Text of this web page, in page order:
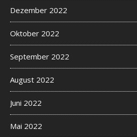
Dezember 2022
Oktober 2022
September 2022
August 2022
Juni 2022
Mai 2022